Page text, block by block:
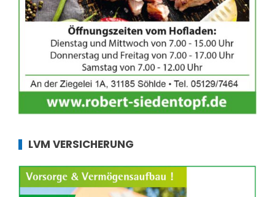
LVM VERSICHERUNG